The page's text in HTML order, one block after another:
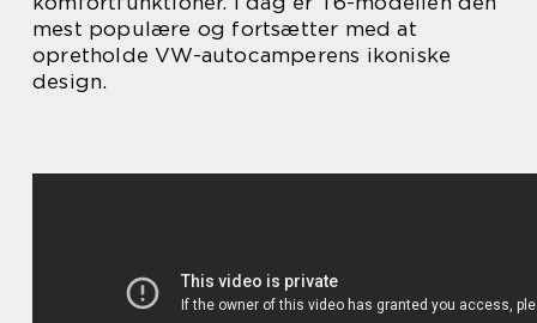
mest populære og fortsætter med at
opretholde VW-autocamperens ikoniske
design.